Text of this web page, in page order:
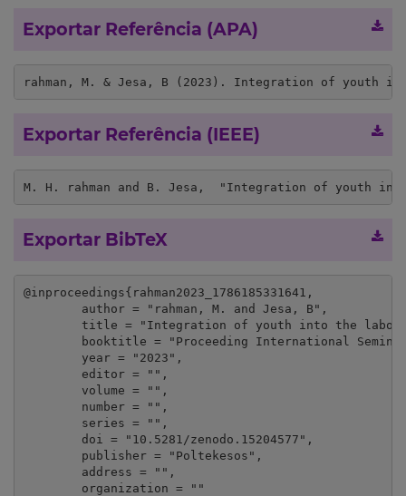
Exportar Referência (APA)
rahman, M. & Jesa, B (2023). Integration of youth
Exportar Referência (IEEE)
M. H. rahman and B. Jesa,  "Integration of youth
Exportar BibTeX
@inproceedings{rahman2023_1786185331641,